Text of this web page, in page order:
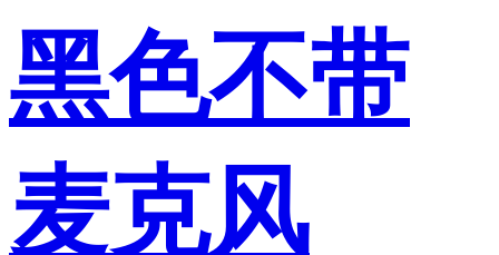
黑色不带
麦克风